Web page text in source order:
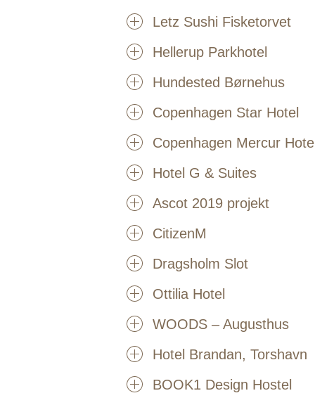
Letz Sushi Fisketorvet
Hellerup Parkhotel
Hundested Børnehus
Copenhagen Star Hotel
Copenhagen Mercur
Hotel G & Suites
Ascot 2019 projekt
CitizenM
Dragsholm Slot
Ottilia Hotel
WOODS – Augusthus
Hotel Brandan, Torshavn
BOOK1 Design Hostel